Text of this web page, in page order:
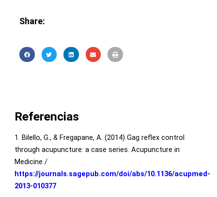
Share:
Referencias
1. Bilello, G., & Fregapane, A. (2014) Gag reflex control
through acupuncture: a case series. Acupuncture in
Medicine /
https://journals.sagepub.com/doi/abs/10.1136/acupmed-
2013-010377